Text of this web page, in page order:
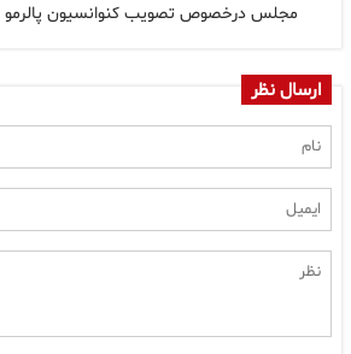
مجلس درخصوص تصویب کنوانسیون پالرمو
ارسال نظر